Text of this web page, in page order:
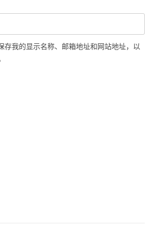
存我的显示名称、邮箱地址和网站地址，以